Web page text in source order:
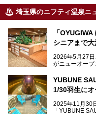
埼玉県のニフティ温泉ニ
「
シニアまで
2026年5月27日
がニューオープ
メインとなる
種類のリラック
てきました！
YUBUNE
1/30羽生に
2025年11月30
「YUBUNE